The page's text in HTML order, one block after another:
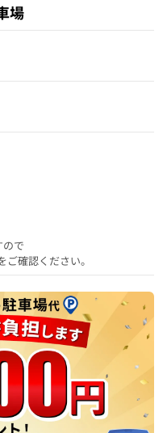
場
で
確認ください。